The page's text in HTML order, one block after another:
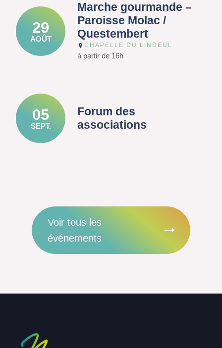
29
AOÛT
Marche gourmande –
Paroisse Molac /
Questembert
CHAPELLE DU LINDEUL
à partir de 16h
05
SEPT.
Forum des
associations
Voir tous les
événements